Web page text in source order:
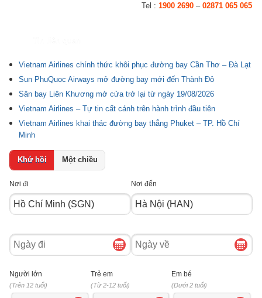
Tel : 1900 2690– 02871 065 065
Vietnam Airlines chính thức khôi phục đường bay Cần Thơ – Đà Lạt
Sun PhuQuoc Airways mở đường bay mới đến Thành Đô
Sân bay Liên Khương mở cửa trở lại từ ngày 19/08/2026
Vietnam Airlines – Tự tin cất cánh trên hành trình đầu tiên
Vietnam Airlines khai thác đường bay thẳng Phuket – TP. Hồ Chí
Minh
Khứ hồi Một chiều
Nơi đi Nơi đến
Ngày
đi
Ngày
về
Người lớn
(Trên 12 tuổi)
Trẻ em
(Từ 2-12 tuổi)
Em bé
(Dưới 2 tuổi)